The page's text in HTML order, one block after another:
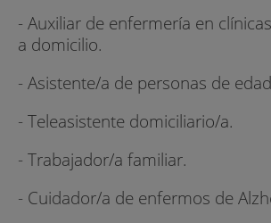
- Auxiliar de enfermería en
a domicilio.
- Asistente/a de personas de
- Teleasistente domiciliario/a.
- Trabajador/a familiar.
- Cuidador/a de enfermos de